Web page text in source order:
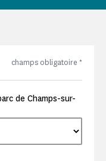
champs obligatoire *
de Champs-sur-